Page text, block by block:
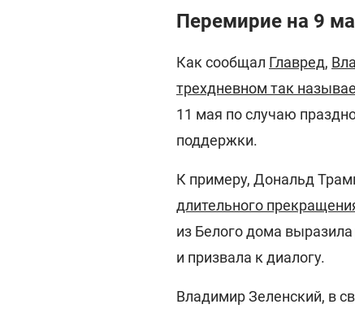
Перемирие на 9
Как сообщал Главред,
трехдневном так
11 мая по случаю
поддержки.
К примеру, Дональд
длительного
из Белого дома
и призвала к диалогу.
Владимир Зеленский, в